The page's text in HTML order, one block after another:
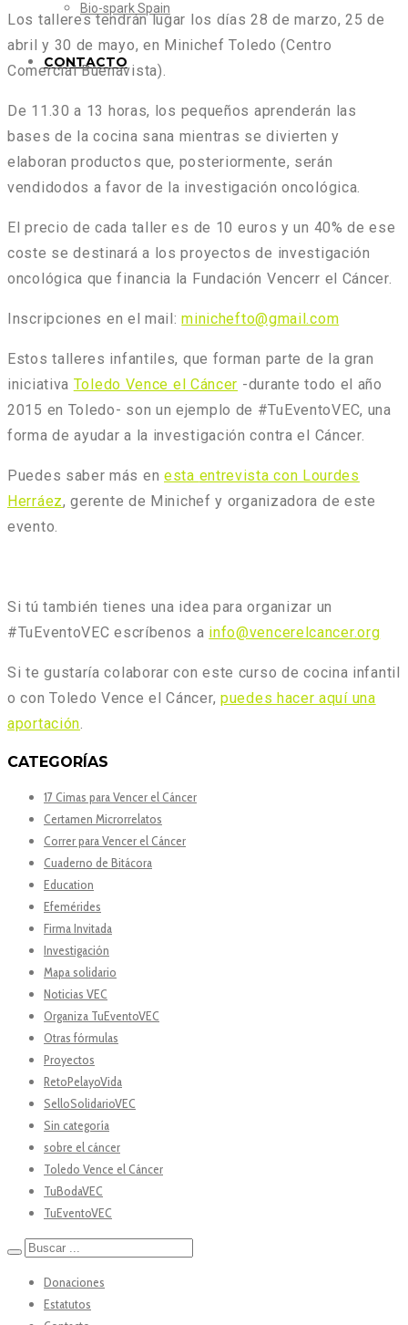
Bio-spark Spain
CONTACTO
Los talleres tendrán lugar los días28 de marzo, 25 de
abril y 30 de mayo, en Minichef Toledo (Centro
Comercial Buenavista).
De 11.30 a 13 horas, los pequeños aprenderán las
bases de la cocina sana mientras se divierten y
elaboran productos que, posteriormente, serán
vendidodos a favor de la investigación oncológica.
El precio de cada taller es de 10 euros y un 40% de ese
coste se destinará a los proyectos de investigación
oncológica que financia la Fundación Vencerr el Cáncer.
Inscripciones en el mail:minichefto@gmail.com
Estos talleres infantiles, que forman parte de la gran
iniciativa Toledo Vence el Cáncer -durante todo el año
2015 en Toledo- son un ejemplo de #TuEventoVEC, una
forma de ayudar a la investigación contra el Cáncer.
Puedes saber más en esta entrevista con Lourdes
Herráez, gerente de Minichef y organizadora de este
evento.
Si tú también tienes una idea para organizar un
#TuEventoVEC escríbenos a info@vencerelcancer.org
Si te gustaría colaborar con este curso de cocina infantil
o con Toledo Vence el Cáncer, puedes hacer aquí una
aportación.
CATEGORÍAS
17 Cimas para Vencer el Cáncer
Certamen Microrrelatos
Correr para Vencer el Cáncer
Cuaderno de Bitácora
Education
Efemérides
Firma Invitada
Investigación
Mapa solidario
Noticias VEC
Organiza TuEventoVEC
Otras fórmulas
Proyectos
RetoPelayoVida
SelloSolidarioVEC
Sin categoría
sobre el cáncer
Toledo Vence el Cáncer
TuBodaVEC
TuEventoVEC
Donaciones
Estatutos